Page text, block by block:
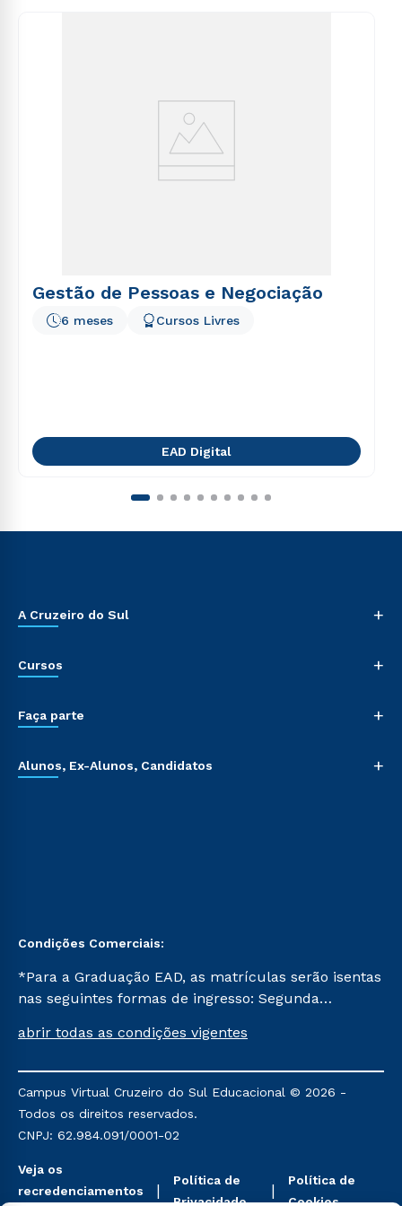
Gestão de Pessoas e Negociação
6 meses Cursos Livres
EAD Digital
A Cruzeiro do Sul +
Cursos +
Faça parte +
Alunos, Ex-Alunos, Candidatos +
Condições Comerciais:
*Para a Graduação EAD, as matrículas serão isentas
nas seguintes formas de ingresso: Segunda
Já para as demais, a taxa de matrícula será de R$
mencionadas são referentes aos cursos: Ensino
Religioso, Geografia para a Docência e Metodologia
do Ensino de História: Questões Atuais.
abrir todas as condições vigentes
Campus Virtual Cruzeiro do Sul Educacional © 2026 -
Todos os direitos reservados.
CNPJ: 62.984.091/0001-02
Veja os
recredenciamentos
Política de
Privacidade
Política de
Cookies